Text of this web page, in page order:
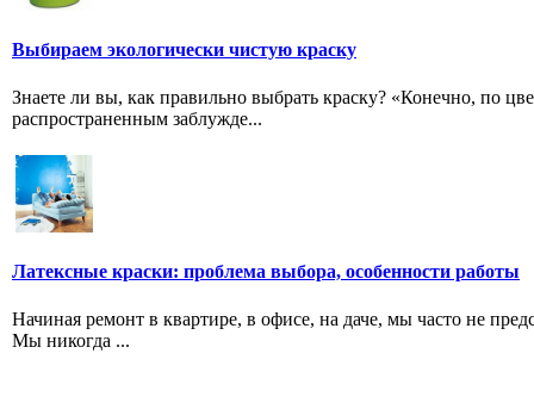
Выбираем экологически чистую краску
Знаете ли вы, как правильно выбрать краску? «Конечно, по
распространенным заблужде...
Латексные краски: проблема выбора, особенности работы
Начиная ремонт в квартире, в офисе, на даче, мы часто не
Мы никогда ...